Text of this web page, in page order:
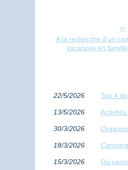
A la recherche d'un
vacances en
22/5/2026 Top 4
13/5/2026
30/3/2026
18/3/2026
15/3/2026 Où